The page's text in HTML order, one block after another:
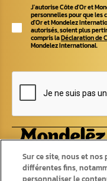
J'autorise Côte d'Or et
personnelles pour que les
d'Or et Mondelez
autorisés, soient plus
compris laDéclaration de
Mondelez International.
Produits
Tablettes
Sur ce site, nous et
différentes fins,